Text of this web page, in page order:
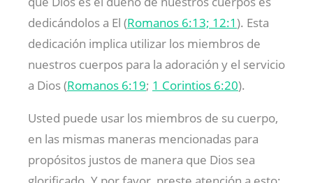
dedicándolos a El (Romanos 6:13; 12:1). Esta
dedicación implica utilizar los miembros de
nuestros cuerpos para la adoración y el servicio
a Dios (Romanos 6:19; 1 Corintios 6:20).
Usted puede usar los miembros de su cuerpo,
en las mismas maneras mencionadas para
propósitos justos de manera que Dios sea